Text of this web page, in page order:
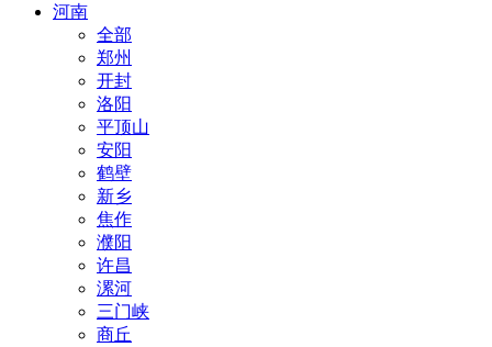
河南
全部
郑州
开封
洛阳
平顶山
安阳
鹤壁
新乡
焦作
濮阳
许昌
漯河
三门峡
商丘